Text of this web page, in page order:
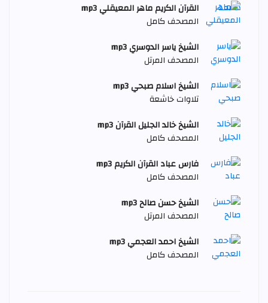
القرآن الكريم ماهر المعيقلي mp3
المصحف كامل
الشيخ ياسر الدوسري mp3
المصحف المرتل
الشيخ اسلام صبحي mp3
تلاوات خاشعة
الشيخ خالد الجليل القرآن mp3
المصحف كامل
فارس عباد القرآن الكريم mp3
المصحف كامل
الشيخ حسن صالح mp3
المصحف المرتل
الشيخ احمد العجمي mp3
المصحف كامل